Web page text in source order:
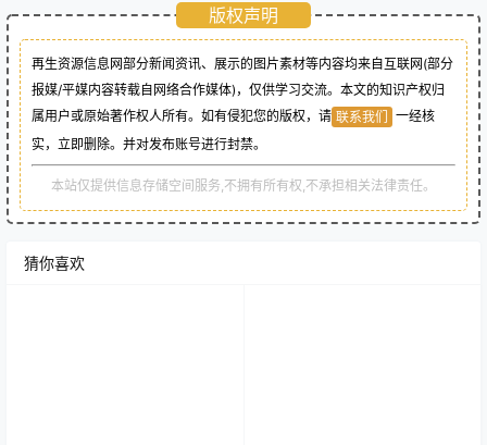
版权声明
再生资源信息网部分新闻资讯、展示的图片素材等内容均来自互联网(部分
报媒/平媒内容转载自网络合作媒体)，仅供学习交流。本文的知识产权归
属用户或原始著作权人所有。如有侵犯您的版权，请 联系我们
一经核
实，立即删除。并对发布账号进行封禁。
本站仅提供信息存储空间服务,不拥有所有权,不承担相关法律责任。
猜你喜欢